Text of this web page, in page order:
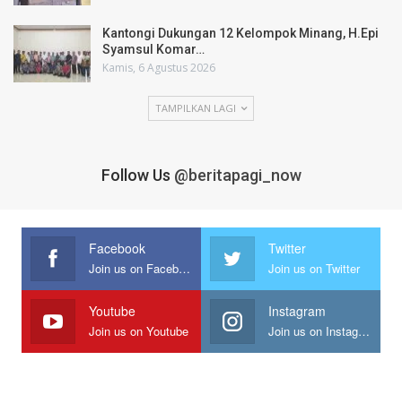
Kantongi Dukungan 12 Kelompok Minang, H.Epi
Syamsul Komar…
Kamis, 6 Agustus 2026
TAMPILKAN LAGI
Follow Us @beritapagi_now
Facebook
Join us on Facebook
Twitter
Join us on Twitter
Youtube
Join us on Youtube
Instagram
Join us on Instagram